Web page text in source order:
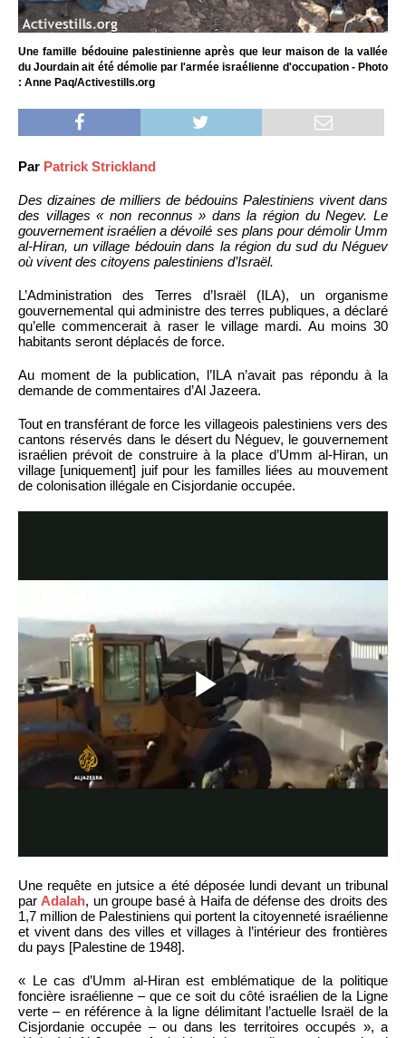
Une famille bédouine palestinienne après que leur maison de la vallée
du Jourdain ait été démolie par l'armée israélienne d'occupation - Photo
: Anne Paq/Activestills.org
Par Patrick Strickland
Des dizaines de milliers de bédouins Palestiniens vivent dans
des villages « non reconnus » dans la région du Negev. Le
gouvernement israélien a dévoilé ses plans pour démolir Umm
al-Hiran, un village bédouin dans la région du sud du Néguev
où vivent des citoyens palestiniens d’Israël.
L’Administration des Terres d’Israël (ILA), un organisme
gouvernemental qui administre des terres publiques, a déclaré
qu’elle commencerait à raser le village mardi. Au moins 30
habitants seront déplacés de force.
Au moment de la publication, l’ILA n’avait pas répondu à la
demande de commentaires d’Al Jazeera.
Tout en transférant de force les villageois palestiniens vers des
cantons réservés dans le désert du Néguev, le gouvernement
israélien prévoit de construire à la place d’Umm al-Hiran, un
village [uniquement] juif pour les familles liées au mouvement
de colonisation illégale en Cisjordanie occupée.
Une requête en jutsice a été déposée lundi devant un tribunal
par Adalah, un groupe basé à Haifa de défense des droits des
1,7 million de Palestiniens qui portent la citoyenneté israélienne
et vivent dans des villes et villages à l’intérieur des frontières
du pays [Palestine de 1948].
« Le cas d’Umm al-Hiran est emblématique de la politique
foncière israélienne – que ce soit du côté israélien de la Ligne
verte – en référence à la ligne délimitant l’actuelle Israël de la
Cisjordanie occupée – ou dans les territoires occupés », a